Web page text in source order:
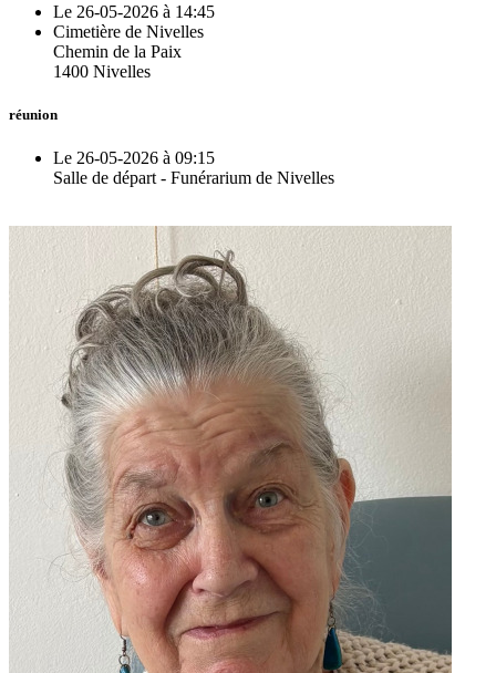
Le 26-05-2026 à 14:45
Cimetière de Nivelles
Chemin de la Paix
1400 Nivelles
réunion
Le 26-05-2026 à 09:15
Salle de départ - Funérarium de Nivelles